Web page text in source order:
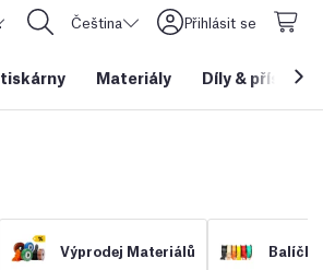
státy americké
Čeština Přihlásit se
Materiály Díly &
Výprodej Materiálů